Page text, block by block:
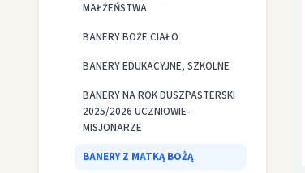
MAŁŻEŃSTWA
BANERY BOŻE CIAŁO
BANERY EDUKACYJNE, SZKOLNE
BANERY NA ROK DUSZPASTERSKI
2025/2026 UCZNIOWIE-
MISJONARZE
BANERY Z MATKĄ BOŻĄ